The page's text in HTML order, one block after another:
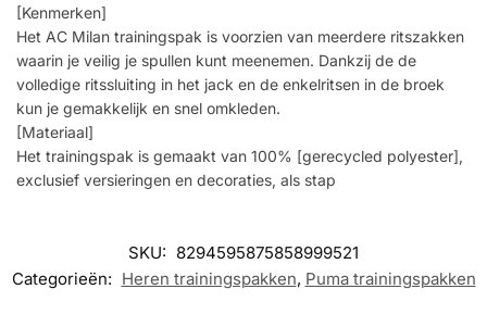
[Kenmerken]
Het AC Milan trainingspak is voorzien van meerdere ritszakken
waarin je veilig je spullen kunt meenemen. Dankzij de de
volledige ritssluiting in het jack en de enkelritsen in de broek
kun je gemakkelijk en snel omkleden.
[Materiaal]
Het trainingspak is gemaakt van 100% [gerecycled polyester],
exclusief versieringen en decoraties, als stap
SKU: 8294595875858999521
Categorieën: Heren trainingspakken, Puma trainingspakken